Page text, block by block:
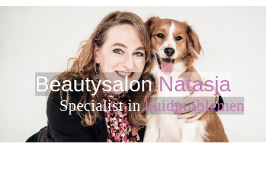
Beautysalon Natasja
Specialist inhuidproblemen